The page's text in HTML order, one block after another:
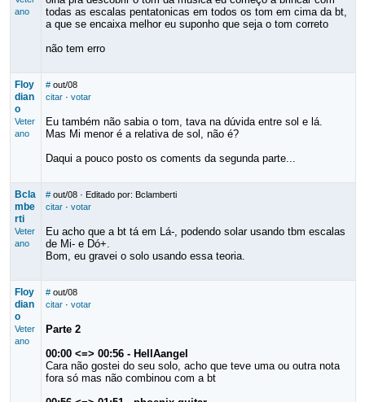
ano
todas as escalas pentatonicas em todos os tom em cima da bt,
a que se encaixa melhor eu suponho que seja o tom correto
não tem erro
Floy
dian
o
Veter
ano
# out/08
citar· votar
Eu também não sabia o tom, tava na dúvida entre sol e lá.
Mas Mi menor é a relativa de sol, não é?
Daqui a pouco posto os coments da segunda parte...
Bcla
mbe
rti
Veter
ano
# out/08· Editado por: Bclamberti
citar· votar
Eu acho que a bt tá em Lá-, podendo solar usando tbm escalas
de Mi- e Dó+.
Bom, eu gravei o solo usando essa teoria.
Floy
dian
o
Veter
ano
# out/08
citar· votar
Parte 2
00:00 <=> 00:56 - HellAangel
Cara não gostei do seu solo, acho que teve uma ou outra nota
fora só mas não combinou com a bt